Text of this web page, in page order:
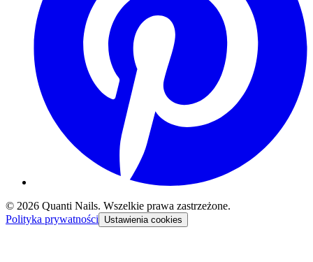
© 2026 Quanti Nails. Wszelkie prawa zastrzeżone.
Polityka prywatności
Ustawienia cookies